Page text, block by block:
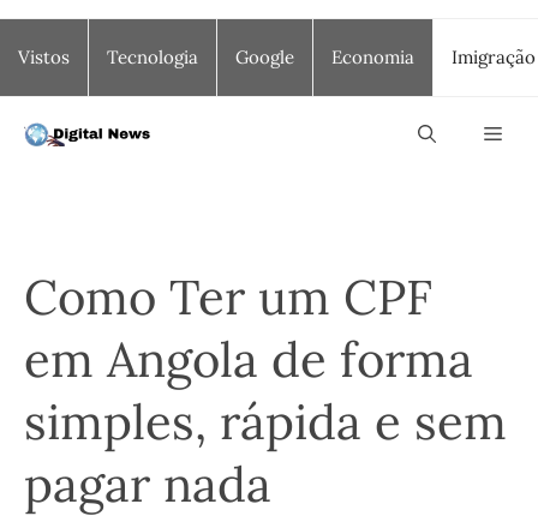
para
o
conteúdo
Vistos Tecnologia Google Economia Imigração
Como Ter um CPF
em Angola de forma
simples, rápida e sem
pagar nada